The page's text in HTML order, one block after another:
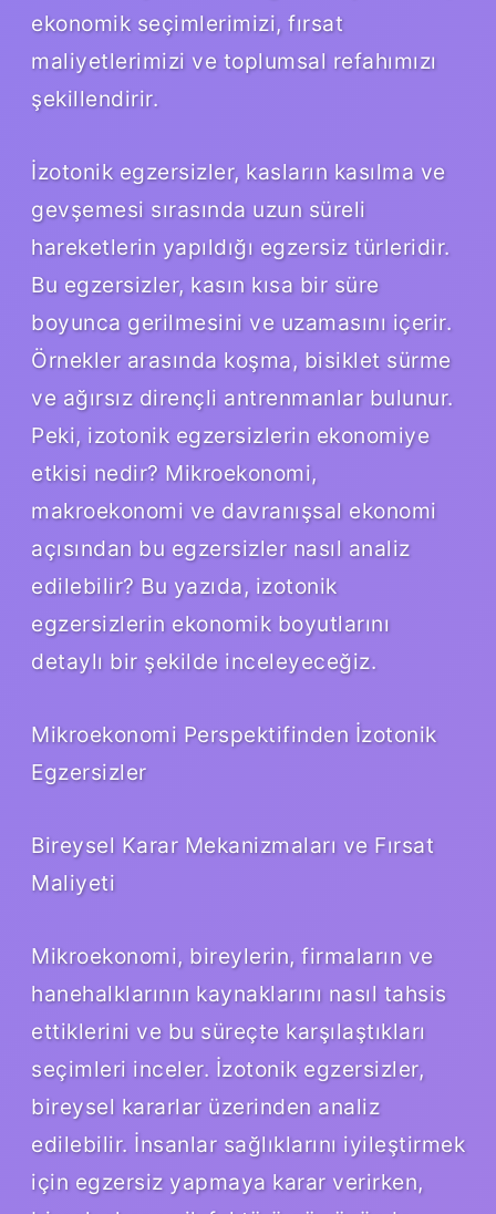
ekonomik seçimlerimizi, fırsat
maliyetlerimizi ve toplumsal refahımızı
şekillendirir.
İzotonik egzersizler, kasların kasılma ve
gevşemesi sırasında uzun süreli
hareketlerin yapıldığı egzersiz türleridir.
Bu egzersizler, kasın kısa bir süre
boyunca gerilmesini ve uzamasını içerir.
Örnekler arasında koşma, bisiklet sürme
ve ağırsız dirençli antrenmanlar bulunur.
Peki, izotonik egzersizlerin ekonomiye
etkisi nedir? Mikroekonomi,
makroekonomi ve davranışsal ekonomi
açısından bu egzersizler nasıl analiz
edilebilir? Bu yazıda, izotonik
egzersizlerin ekonomik boyutlarını
detaylı bir şekilde inceleyeceğiz.
Mikroekonomi Perspektifinden İzotonik
Egzersizler
Bireysel Karar Mekanizmaları ve Fırsat
Maliyeti
Mikroekonomi, bireylerin, firmaların ve
hanehalklarının kaynaklarını nasıl tahsis
ettiklerini ve bu süreçte karşılaştıkları
seçimleri inceler. İzotonik egzersizler,
bireysel kararlar üzerinden analiz
edilebilir. İnsanlar sağlıklarını iyileştirmek
için egzersiz yapmaya karar verirken,